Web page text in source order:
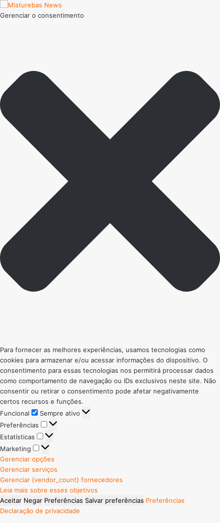
Gerenciar o consentimento
Para fornecer as melhores experiências, usamos tecnologias como
cookies para armazenar e/ou acessar informações do dispositivo. O
consentimento para essas tecnologias nos permitirá processar dados
como comportamento de navegação ou IDs exclusivos neste site. Não
consentir ou retirar o consentimento pode afetar negativamente
certos recursos e funções.
Funcional
Funcional
Sempre ativo
Preferências
Preferências
Estatísticas
Estatísticas
Marketing
Marketing
Gerenciar opções
Gerenciar serviços
Gerenciar {vendor_count} fornecedores
Leia mais sobre esses objetivos
Aceitar Negar Preferências Salvar preferências Preferências
Declaração de privacidade